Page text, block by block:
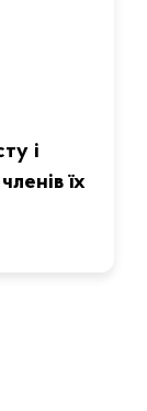
і
їх